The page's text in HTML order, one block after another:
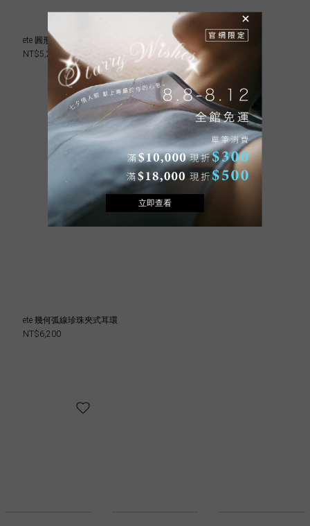
ete 圓形鑽飾釦環夾式耳環
NT$5,200
ete 幾何弧線珍珠夾式耳環
NT$6,200